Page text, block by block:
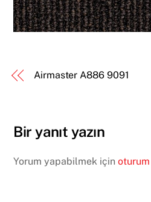
Airmaster A886 9091
Bir yanıt yazın
Yorum yapabilmek içinoturum